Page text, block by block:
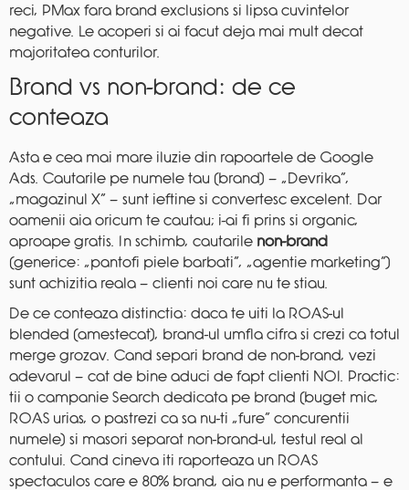
reci, PMax fara brand exclusions si lipsa cuvintelor
negative. Le acoperi si ai facut deja mai mult decat
majoritatea conturilor.
Brand vs non-brand: de ce
conteaza
Asta e cea mai mare iluzie din rapoartele de Google
Ads. Cautarile pe numele tau (brand) — „Devrika”,
„magazinul X” — sunt ieftine si convertesc excelent. Dar
oamenii aia oricum te cautau; i-ai fi prins si organic,
aproape gratis. In schimb, cautarile non-brand
(generice: „pantofi piele barbati”, „agentie marketing”)
sunt achizitia reala — clienti noi care nu te stiau.
De ce conteaza distinctia: daca te uiti la ROAS-ul
blended (amestecat), brand-ul umfla cifra si crezi ca totul
merge grozav. Cand separi brand de non-brand, vezi
adevarul — cat de bine aduci de fapt clienti NOI. Practic:
tii o campanie Search dedicata pe brand (buget mic,
ROAS urias, o pastrezi ca sa nu-ti „fure” concurentii
numele) si masori separat non-brand-ul, testul real al
contului. Cand cineva iti raporteaza un ROAS
spectaculos care e 80% brand, aia nu e performanta — e